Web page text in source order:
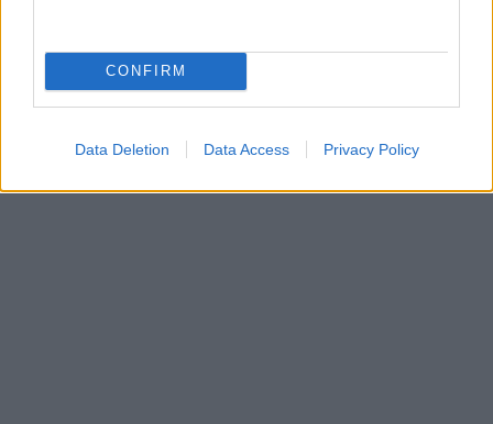
CONFIRM
Data Deletion Data Access Privacy Policy